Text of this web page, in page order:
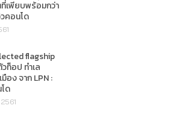
เพียบพร้อมกว่า
คอนโด
flagship
ท็อป ทำเล
มือง จาก LPN :
ด